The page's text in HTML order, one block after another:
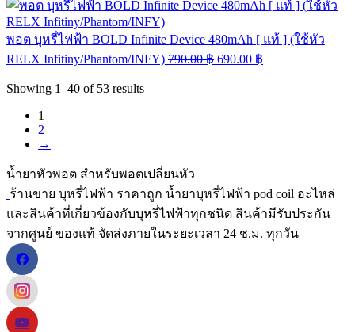
พอต บุหรี่ไฟฟ้า BOLD Infinite Device 480mAh [ แท้ ] (ใช้หัว
RELX Infitiny/Phantom/INFY) 790.00฿ 690.00 ฿
Showing 1–40 of 53 results
1
2
→
น้ำยาหัวพอต สำหรับพอตเปลี่ยนหัว
ร้านขาย บุหรี่ไฟฟ้า ราคาถูก น้ำยาบุหรี่ไฟฟ้า pod coil อะไหล่
และสินค้าที่เกี่ยวข้องกับบุหรี่ไฟฟ้าทุกชนิด สินค้ามีรับประกัน
จากศูนย์ ของแท้ จัดส่งภายในระยะเวลา 24 ช.ม. ทุกวัน